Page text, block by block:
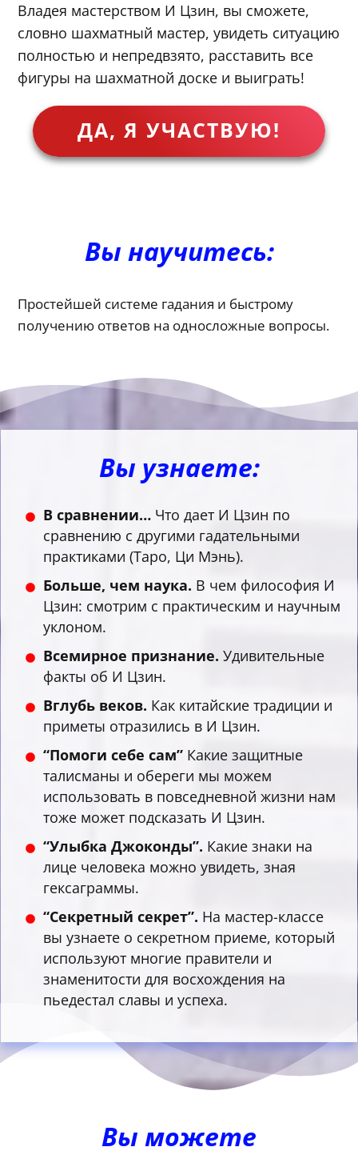
Владея мастерством И Цзин, вы сможете,
словно шахматный мастер, увидеть ситуацию
полностью и непредвзято, расставить все
фигуры на шахматной доске и выиграть!
ДА, Я УЧАСТВУЮ!
Вы научитесь:
Простейшей системе гадания и быстрому
получению ответов на односложные вопросы.
Вы узнаете:
В сравнении… Что дает И Цзин по
сравнению с другими гадательными
практиками (Таро, Ци Мэнь).
Больше, чем наука. В чем философия И
Цзин: смотрим с практическим и научным
уклоном.
Всемирное признание. Удивительные
факты об И Цзин.
Вглубь веков. Как китайские традиции и
приметы отразились в И Цзин.
“Помоги себе сам” Какие защитные
талисманы и обереги мы можем
использовать в повседневной жизни нам
тоже может подсказать И Цзин.
“Улыбка Джоконды”. Какие знаки на
лице человека можно увидеть, зная
гексаграммы.
“Секретный секрет”. На мастер-классе
вы узнаете о секретном приеме, который
используют многие правители и
знаменитости для восхождения на
пьедестал славы и успеха.
Вы можете